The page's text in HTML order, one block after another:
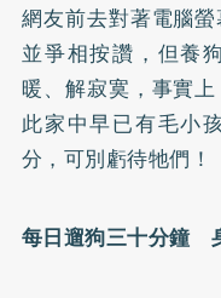
網友前去對著電腦
並爭相按讚，但養
暖、解寂寞，事實
此家中早已有毛小
分，可別虧待牠們！
每日遛狗三十分鐘